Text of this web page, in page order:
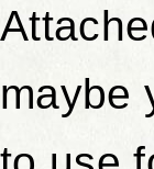
maybe